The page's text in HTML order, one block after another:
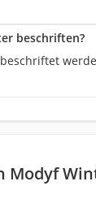
beschriften?
Modyf